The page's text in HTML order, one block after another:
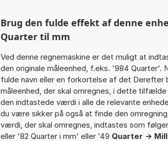
Brug den fulde effekt af denne
Quarter til mm
Ved denne regnemaskine er det muligt at
den originale måleenhed, f.eks. '984 Quarter'.
fulde navn eller en forkortelse af det Derefter
måleenhed, der skal omregnes, i dette
den indtastede værdi i alle de relevante
du være sikker på også at finde den
værdi, der skal omregnes, indtastes som
eller '82 Quarter i mm' eller '49 Quarter ->